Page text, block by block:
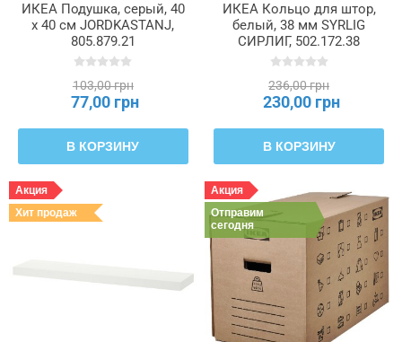
ИКЕА Подушка, серый, 40
х 40 см JORDKASTANJ,
805.879.21
103,00 грн
77,00 грн
В КОРЗИНУ
ИКЕА Кольцо для штор,
белый, 38 мм SYRLIG
СИРЛИГ, 502.172.38
236,00 грн
230,00 грн
В КОРЗИНУ
Акция
Хит продаж
Акция
Отправим
сегодня